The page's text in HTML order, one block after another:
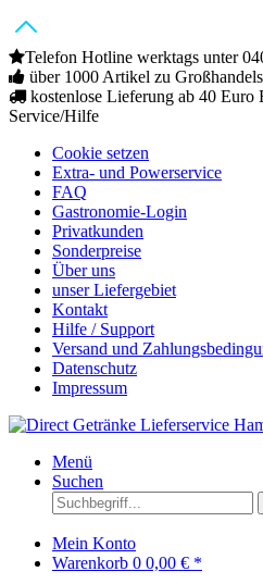
Telefon Hotline werktags unter
über 1000 Artikel zu
kostenlose Lieferung ab 40 Euro
Service/Hilfe
Cookie setzen
Extra- und Powerservice
FAQ
Gastronomie-Login
Privatkunden
Sonderpreise
Über uns
unser Liefergebiet
Kontakt
Hilfe / Support
Versand und
Datenschutz
Impressum
Menü
Suchen
Mein Konto
Warenkorb 0 0,00 € *